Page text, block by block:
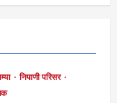
निपाणी परिसर